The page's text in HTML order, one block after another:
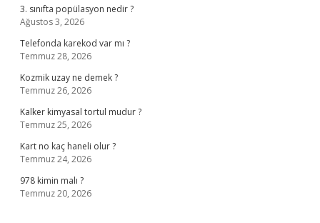
3. sınıfta popülasyon nedir ?
Ağustos 3, 2026
Telefonda karekod var mı ?
Temmuz 28, 2026
Kozmik uzay ne demek ?
Temmuz 26, 2026
Kalker kimyasal tortul mudur ?
Temmuz 25, 2026
Kart no kaç haneli olur ?
Temmuz 24, 2026
978 kimin malı ?
Temmuz 20, 2026